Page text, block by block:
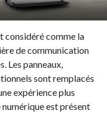
considéré comme la
de communication
Les panneaux,
sont remplacés
expérience plus
est présent